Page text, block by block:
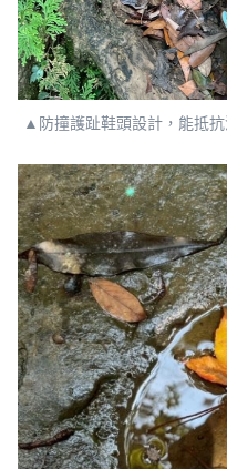
▲防撞護趾鞋頭設計，能抵